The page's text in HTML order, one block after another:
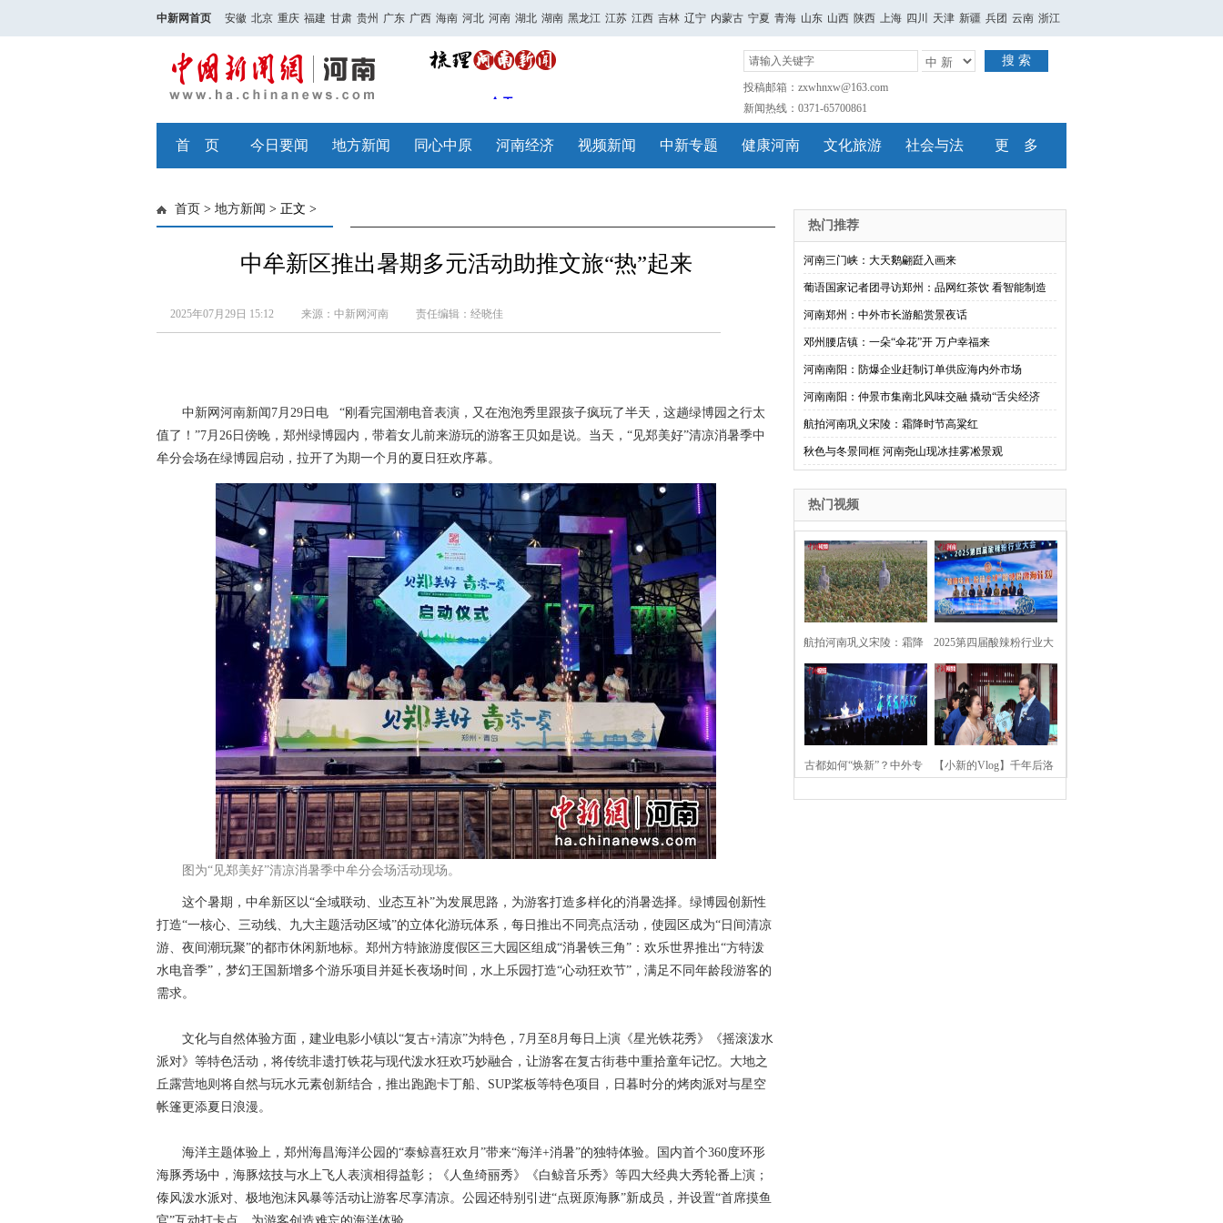
中新网首页 安徽 北京 重庆 福建 甘肃 贵州 广东 广西 海南 河北 河南 湖北 湖南 黑龙江 江苏 江西 吉林 辽宁 内蒙古 宁夏 青海 山东 山西 陕西 上海 四川 天津 新疆 兵团 云南 浙江
搜 索
投稿邮箱：zxwhnxw@163.com
新闻热线：0371-65700861
首 页 今日要闻 地方新闻 同心中原 河南经济 视频新闻 中新专题 健康河南 文化旅游 社会与法 更 多
首页 > 地方新闻 > 正文 >
中牟新区推出暑期多元活动助推文旅“热”起来
2025年07月29日 15:12 来源：中新网河南 责任编辑：经晓佳
中新网河南新闻7月29日电 “刚看完国潮电音表演，又在泡泡秀里跟孩子疯玩了半天，这趟绿博园之行太
值了！”7月26日傍晚，郑州绿博园内，带着女儿前来游玩的游客王贝如是说。当天，“见郑美好”清凉消暑季中
牟分会场在绿博园启动，拉开了为期一个月的夏日狂欢序幕。
图为“见郑美好”清凉消暑季中牟分会场活动现场。
这个暑期，中牟新区以“全域联动、业态互补”为发展思路，为游客打造多样化的消暑选择。绿博园创新性
打造“一核心、三动线、九大主题活动区域”的立体化游玩体系，每日推出不同亮点活动，使园区成为“日间清凉
游、夜间潮玩聚”的都市休闲新地标。郑州方特旅游度假区三大园区组成“消暑铁三角”：欢乐世界推出“方特泼
水电音季”，梦幻王国新增多个游乐项目并延长夜场时间，水上乐园打造“心动狂欢节”，满足不同年龄段游客的
需求。
文化与自然体验方面，建业电影小镇以“复古+清凉”为特色，7月至8月每日上演《星光铁花秀》《摇滚泼水
派对》等特色活动，将传统非遗打铁花与现代泼水狂欢巧妙融合，让游客在复古街巷中重拾童年记忆。大地之
丘露营地则将自然与玩水元素创新结合，推出跑跑卡丁船、SUP桨板等特色项目，日暮时分的烤肉派对与星空
帐篷更添夏日浪漫。
海洋主题体验上，郑州海昌海洋公园的“泰鲸喜狂欢月”带来“海洋+消暑”的独特体验。国内首个360度环形
海豚秀场中，海豚炫技与水上飞人表演相得益彰；《人鱼绮丽秀》《白鲸音乐秀》等四大经典大秀轮番上演；
傣风泼水派对、极地泡沫风暴等活动让游客尽享清凉。公园还特别引进“点斑原海豚”新成员，并设置“首席摸鱼
热门推荐
河南三门峡：大天鹅翩跹入画来
葡语国家记者团寻访郑州：品网红茶饮 看智能制造
河南郑州：中外市长游船赏景夜话
邓州腰店镇：一朵“伞花”开 万户幸福来
河南南阳：防爆企业赶制订单供应海内外市场
河南南阳：仲景市集南北风味交融 撬动“舌尖经济
航拍河南巩义宋陵：霜降时节高粱红
秋色与冬景同框 河南尧山现冰挂雾凇景观
热门视频
航拍河南巩义宋陵：霜降
时节高粱红
2025第四届酸辣粉行业大
会在河南开封举行
古都如何“焕新”？中外专 【小新的Vlog】千年后洛